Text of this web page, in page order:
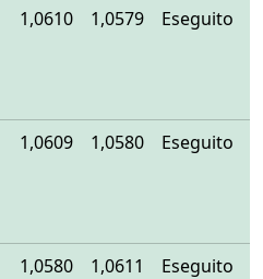
1,0610 1,0579 Eseguito
1,0609 1,0580 Eseguito
1,0580 1,0611 Eseguito